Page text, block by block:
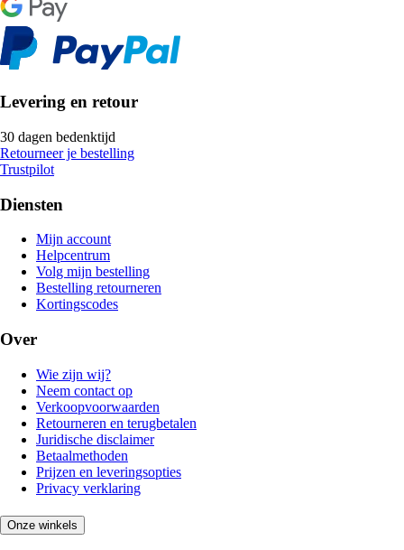
Levering en retour
30 dagen bedenktijd
Retourneer je bestelling
Trustpilot
Diensten
Mijn account
Helpcentrum
Volg mijn bestelling
Bestelling retourneren
Kortingscodes
Over
Wie zijn wij?
Neem contact op
Verkoopvoorwaarden
Retourneren en terugbetalen
Juridische disclaimer
Betaalmethoden
Prijzen en leveringsopties
Privacy verklaring
Onze winkels